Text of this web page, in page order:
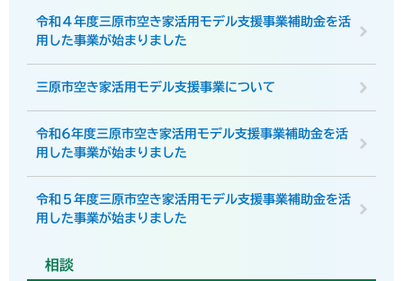
令和４年度三原市空き家活用モデル支援事業補助金を活
用した事業が始まりました
三原市空き家活用モデル支援事業について
令和6年度三原市空き家活用モデル支援事業補助金を活
用した事業が始まりました
令和５年度三原市空き家活用モデル支援事業補助金を活
用した事業が始まりました
相談